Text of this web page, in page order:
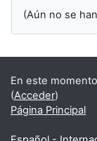
(Aún no se
En este
(Acceder)
Página Principal